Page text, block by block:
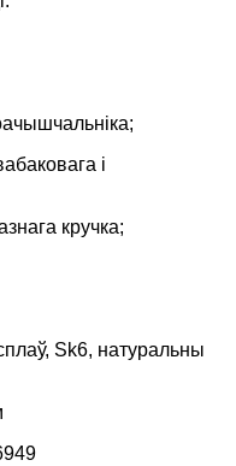
і
кручка;
Sk6, натуральны